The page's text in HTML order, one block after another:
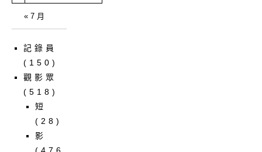
« 7 月
記錄員
(150)
觀影眾
(518)
短
(28)
影